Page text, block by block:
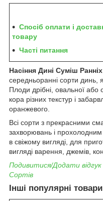
Спосіб оплати і
товару
Часті питання
Насіння Дині Суміш
середньоранні сорти динь,
Плоди дрібні, овальної або
кора різних текстур і
оранжевого.
Всі сорти з прекрасними
захворювань і
в свіжому вигляді, для
вигляді варення, джемів,
Подивитися/Додати відгук
Сортів
Інші популярні